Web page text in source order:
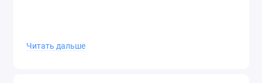
Читать дальше